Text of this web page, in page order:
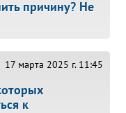
причину? Не
17 марта 2025 г. 11:45
к